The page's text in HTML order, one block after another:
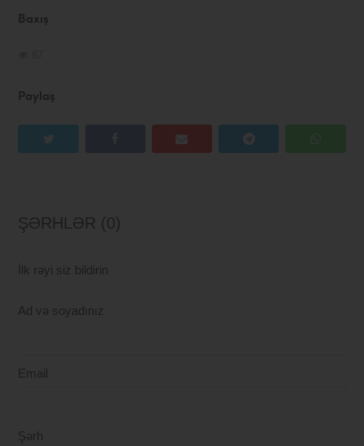
Baxış
Paylaş
ŞƏRHLƏR (0)
İlk rəyi siz bildirin
Ad və soyadınız
Email
Şərh